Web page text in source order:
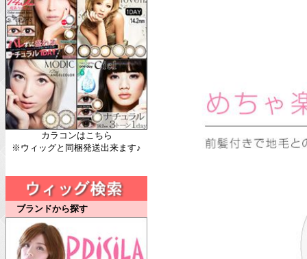
カラコンはこちら
※ウィッグと同梱発送出来ます♪
ブランドから探す